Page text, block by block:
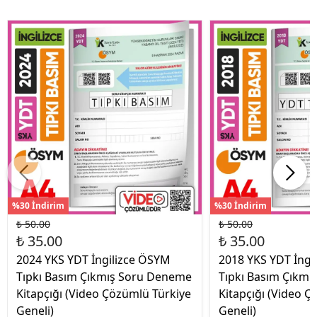
%30 İndirim
₺ 50.00
₺ 35.00
2024 YKS YDT İngilizce ÖSYM
Tıpkı Basım Çıkmış Soru Deneme
Kitapçığı (Video Çözümlü Türkiye
Geneli)
%30 İndirim
₺ 50.00
₺ 35.00
2018 YKS YDT
Tıpkı Basım
Kitapçığı (Video
Geneli)